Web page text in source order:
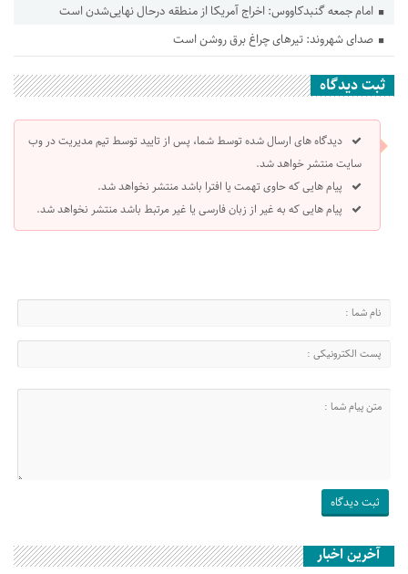
امام جمعه گنبدکاووس: اخراج آمریکا از منطقه درحال نهایی‌شدن است
صدای شهروند: تیرهای چراغ برق روشن است
ثبت دیدگاه
دیدگاه های ارسال شده توسط شما، پس از تایید توسط تیم مدیریت در وب
سایت منتشر خواهد شد.
پیام هایی که حاوی تهمت یا افترا باشد منتشر نخواهد شد.
پیام هایی که به غیر از زبان فارسی یا غیر مرتبط باشد منتشر نخواهد شد.
آخرین اخبار